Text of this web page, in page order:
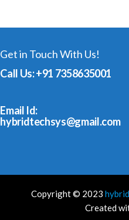
Get in Touch With Us!
Call Us: +91 7358635001
Email Id:
hybridtechsys@gmail.com
Copyright © 2023
Created